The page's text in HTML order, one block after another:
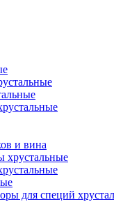
и вина
для специй